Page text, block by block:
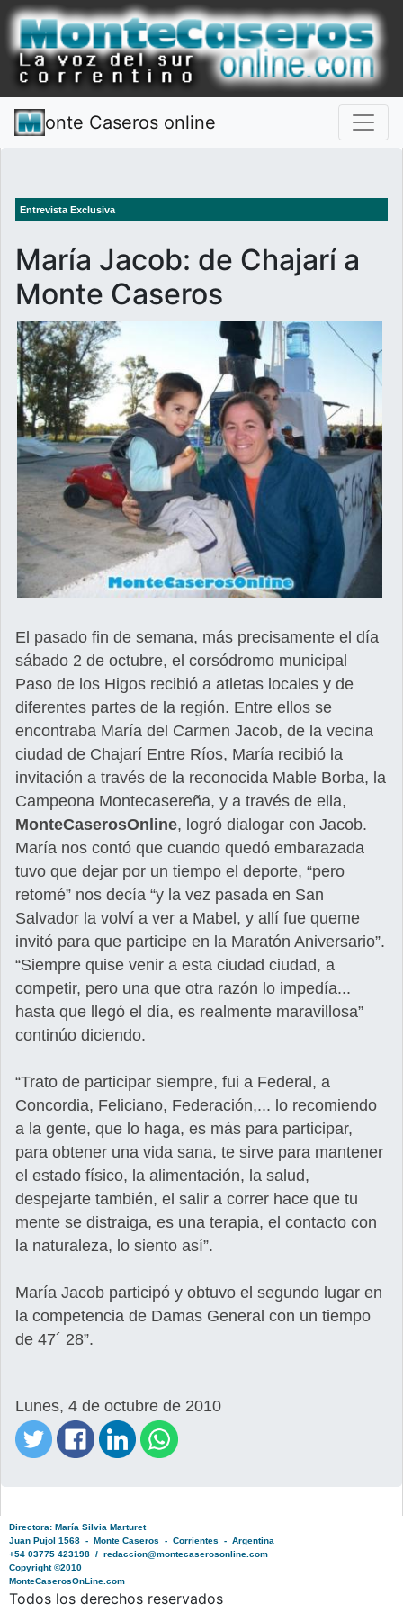
onte Caseros online
Entrevista Exclusiva
María Jacob: de Chajarí a
Monte Caseros
El pasado fin de semana, más precisamente el día
sábado 2 de octubre, el corsódromo municipal
Paso de los Higos recibió a atletas locales y de
diferentes partes de la región. Entre ellos se
encontraba María del Carmen Jacob, de la vecina
ciudad de Chajarí Entre Ríos, María recibió la
invitación a través de la reconocida Mable Borba, la
Campeona Montecasereña, y a través de ella,
MonteCaserosOnline, logró dialogar con Jacob.
María nos contó que cuando quedó embarazada
tuvo que dejar por un tiempo el deporte, “pero
retomé” nos decía “y la vez pasada en San
Salvador la volví a ver a Mabel, y allí fue queme
invitó para que participe en la Maratón Aniversario”.
“Siempre quise venir a esta ciudad ciudad, a
competir, pero una que otra razón lo impedía...
hasta que llegó el día, es realmente maravillosa”
continúo diciendo.
“Trato de participar siempre, fui a Federal, a
Concordia, Feliciano, Federación,... lo recomiendo
a la gente, que lo haga, es más para participar,
para obtener una vida sana, te sirve para mantener
el estado físico, la alimentación, la salud,
despejarte también, el salir a correr hace que tu
mente se distraiga, es una terapia, el contacto con
la naturaleza, lo siento así”.
María Jacob participó y obtuvo el segundo lugar en
la competencia de Damas General con un tiempo
de 47´ 28”.
Lunes, 4 de octubre de 2010
Directora: María Silvia Marturet
Juan Pujol 1568 - Monte Caseros - Corrientes - Argentina
+54 03775 423198 / redaccion@montecaserosonline.com
Copyright ©2010
MonteCaserosOnLine.com
Todos los derechos reservados